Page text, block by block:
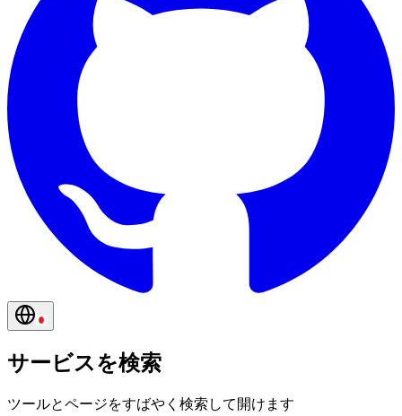
サービスを検索
ツールとページをすばやく検索して開けます